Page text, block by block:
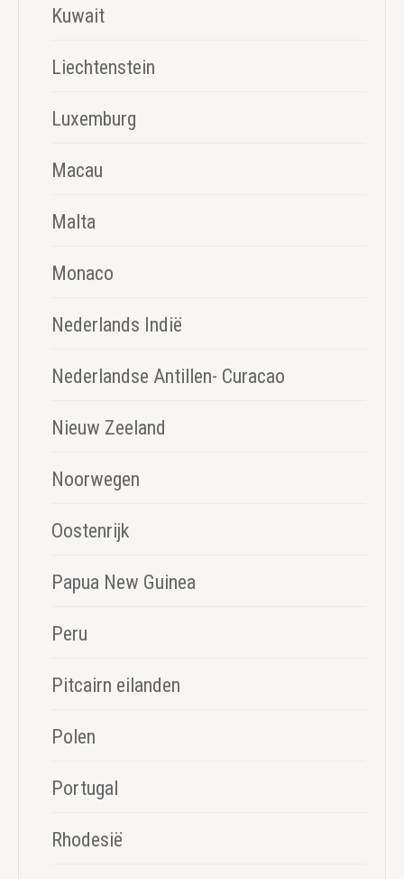
Kuwait
Liechtenstein
Luxemburg
Macau
Malta
Monaco
Nederlands Indië
Nederlandse Antillen- Curacao
Nieuw Zeeland
Noorwegen
Oostenrijk
Papua New Guinea
Peru
Pitcairn eilanden
Polen
Portugal
Rhodesië